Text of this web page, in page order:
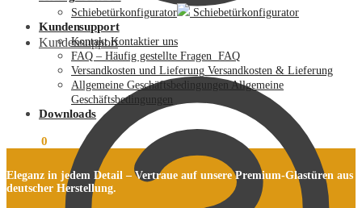
Kundensupport
Schiebetürkonfigurator Schiebetürkonfigurator
Kundensupport
KontaktKontaktier uns
FAQ – Häufig gestellte Fragen FAQ
Versandkosten und Lieferung Versandkosten & Lieferung
Allgemeine Geschäftsbedingungen Allgemeine
Geschäftsbedingungen
Downloads
0
Eleganz in jedem Detail – Vertraue auf unsere Premium-Glastüren aus
deutscher Herstellung.